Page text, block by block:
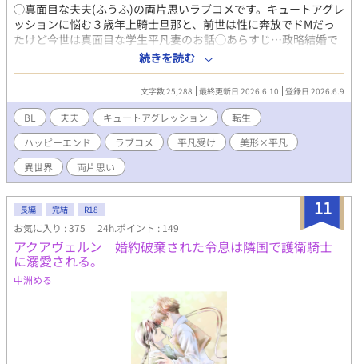
◯真面目な夫夫(ふうふ)の両片思いラブコメです。キュートアグレ
ッションに悩む３歳年上騎士旦那と、前世は性に奔放でドМだっ
たけど今世は真面目な学生平凡妻のお話◯あらすじ…政略結婚で
公爵家嫡男ギデオンに嫁いだと思っているユージーンは王立学校
の３年生。じき卒業を迎える。諸事情により学生の間は既婚者で
あることは伏せており、夫のギデオンとも卒業までは白い結婚の
予定だった。辺境の村で見つかったばかりの神子が王都に来る
と、王宮の近衛騎士であった夫は自ら志願して神子の護衛騎士と
なる。何かと神子を優先するようになった夫。悲しい気持ちでベ
ッドに入った誕生日の夜、ユージーンは自分に生き写しの『裕
司』という男の夢を見る。◯エロは控えめのお話です。描写のあ
るページには※印がついています。
続きを読む
文字数 25,288 最終更新日 2026.6.10 登録日 2026.6.9
BL 夫夫 キュートアグレッション
転生
ハッピーエンド
ラブコメ 平凡受け
美形×平凡
異世界
両片思い
11
長編 完結 R18
お気に入り : 375 24h.ポイント : 149
アクアヴェルン 婚約破棄された令息は隣国で護衛騎士
に溺愛される。
中洲める